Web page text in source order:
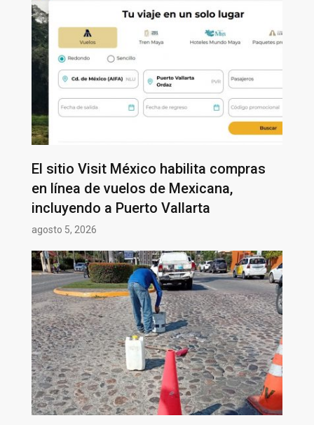
El sitio Visit México habilita compras
en línea de vuelos de Mexicana,
incluyendo a Puerto Vallarta
agosto 5, 2026